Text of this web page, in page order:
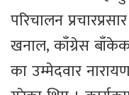
परिचालन
खनाल, काँग्रेस
का उम्मेदवार